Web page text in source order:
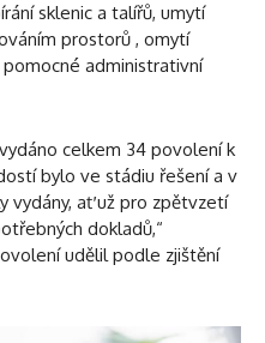
sklenic a talířů, umytí
prostorů , omytí
administrativní
celkem 34 povolení k
bylo ve stádiu řešení a v
vydány, ať už pro zpětvzetí
dokladů,“
udělil podle zjištění